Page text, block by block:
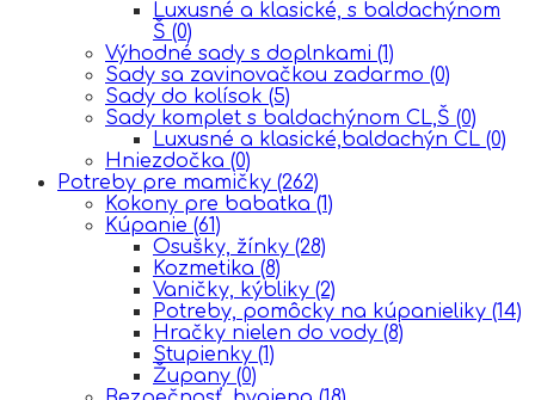
Luxusné a klasické, s baldachýnom
Š (0)
Výhodné sady s doplnkami (1)
Sady sa zavinovačkou zadarmo (0)
Sady do kolísok (5)
Sady komplet s baldachýnom CL,Š (0)
Luxusné a klasické,baldachýn CL (0)
Hniezdočka (0)
Potreby pre mamičky (262)
Kokony pre babatka (1)
Kúpanie (61)
Osušky, žínky (28)
Kozmetika (8)
Vaničky, kýbliky (2)
Potreby, pomôcky na kúpanieliky (14)
Hračky nielen do vody (8)
Stupienky (1)
Župany (0)